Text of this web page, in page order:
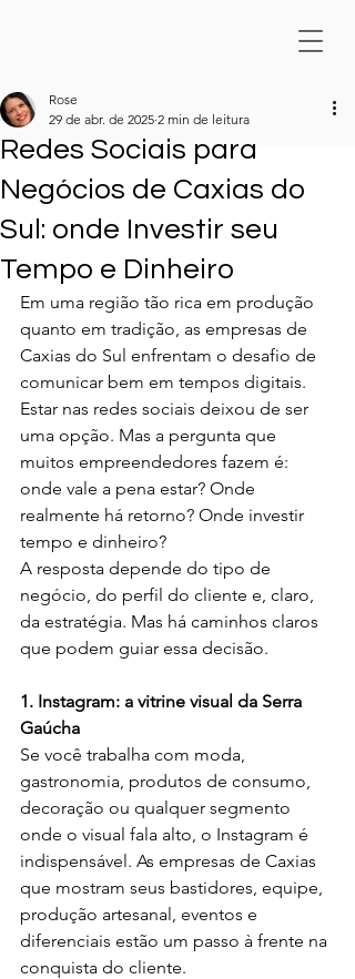
Redes Sociais para
Negócios de Caxias do
Sul: onde Investir seu
Tempo e Dinheiro
Rose
29 de abr. de 2025 2 min de leitura
Em uma região tão rica em produção
quanto em tradição, as empresas de
Caxias do Sul enfrentam o desafio de
comunicar bem em tempos digitais.
Estar nas redes sociais deixou de ser
uma opção. Mas a pergunta que
muitos empreendedores fazem é:
onde vale a pena estar? Onde
realmente há retorno? Onde investir
tempo e dinheiro?
A resposta depende do tipo de
negócio, do perfil do cliente e, claro,
da estratégia. Mas há caminhos claros
que podem guiar essa decisão.
1. Instagram: a vitrine visual da Serra
Gaúcha
Se você trabalha com moda,
gastronomia, produtos de consumo,
decoração ou qualquer segmento
onde o visual fala alto, o Instagram é
indispensável. As empresas de Caxias
que mostram seus bastidores, equipe,
produção artesanal, eventos e
diferenciais estão um passo à frente na
conquista do cliente.